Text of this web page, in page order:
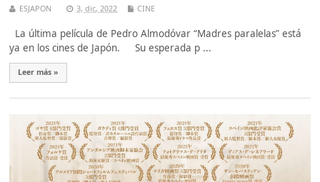
ESJAPON 3, dic, 2022 CINE
La última película de Pedro Almodóvar “Madres paralelas” está
ya en los cines de Japón. Su esperada p ...
Leer más »